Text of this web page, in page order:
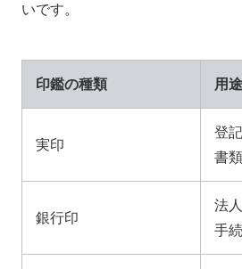
いです。
印鑑の種類 用途
実印
登
書
銀行印
法
手